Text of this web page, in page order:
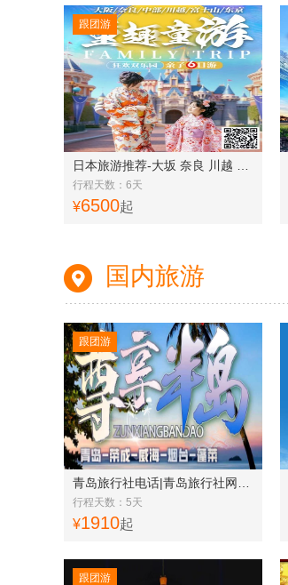
行程天数：6天
¥6500起
跟团游
国内旅游
行程天数：5天
¥1910起
跟团游
跟团游